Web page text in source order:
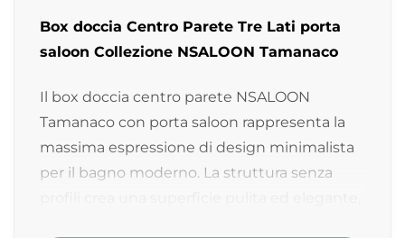
Box doccia Centro Parete Tre Lati porta
saloon Collezione NSALOON Tamanaco
Il box doccia centro parete NSALOON
Tamanaco con porta saloon rappresenta la
massima espressione di design minimalista
per il bagno moderno. La struttura senza